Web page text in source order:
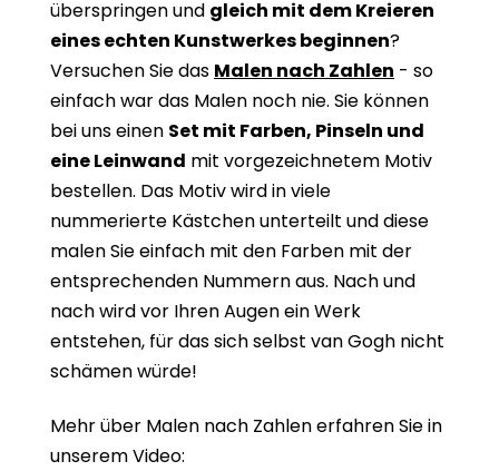
überspringen und gleich mit dem Kreieren
eines echten Kunstwerkes beginnen?
Versuchen Sie das Malen nach Zahlen - so
einfach war das Malen noch nie. Sie können
bei uns einen Set mit Farben, Pinseln und
eine Leinwand mit vorgezeichnetem Motiv
bestellen. Das Motiv wird in viele
nummerierte Kästchen unterteilt und diese
malen Sie einfach mit den Farben mit der
entsprechenden Nummern aus. Nach und
nach wird vor Ihren Augen ein Werk
entstehen, für das sich selbst van Gogh nicht
schämen würde!
Mehr über Malen nach Zahlen erfahren Sie in
unserem Video: